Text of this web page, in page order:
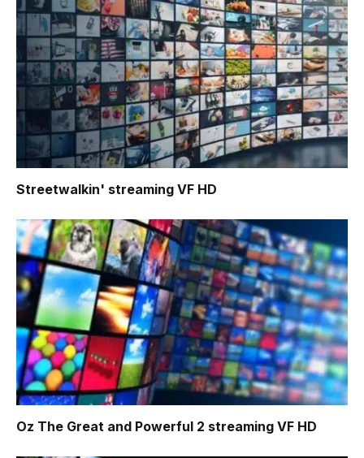
Streetwalkin' streaming VF HD
Oz The Great and Powerful 2 streaming VF HD